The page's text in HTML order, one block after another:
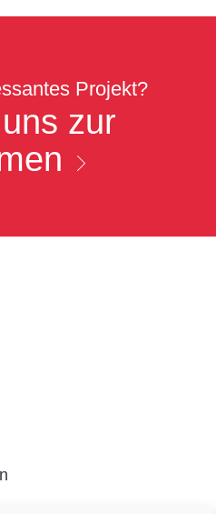
Projekt?
zur